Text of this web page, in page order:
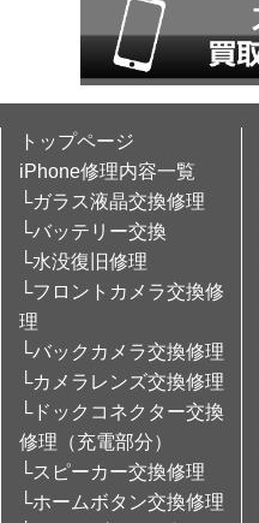
トップページ
iPhone修理内容一覧
└ガラス液晶交換修理
└バッテリー交換
└水没復旧修理
└フロントカメラ交換修
理
└バックカメラ交換修理
└カメラレンズ交換修理
└ドックコネクター交換
修理（充電部分）
└スピーカー交換修理
└ホームボタン交換修理